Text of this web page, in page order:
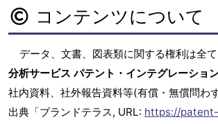
コンテンツについて
データ、文書、図表類に関する権利は全
分析サービス パテント・インテグレーショ
社内資料、社外報告資料等(有償・無償問わ
出典「ブランドテラス, URL: https://